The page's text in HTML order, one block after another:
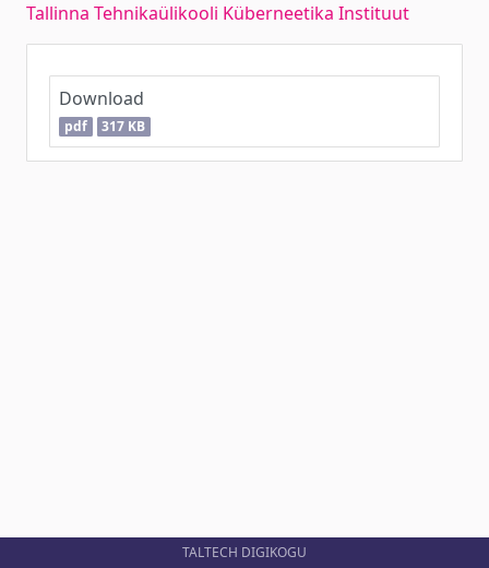
Tallinna Tehnikaülikooli Küberneetika Instituut
Download
pdf 317 KB
TALTECH DIGIKOGU